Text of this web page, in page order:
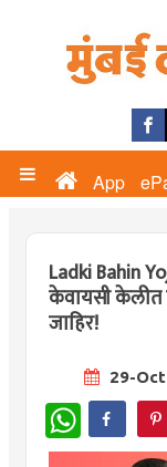
App
Ladki Bahin
केवायसी केलीत
जाहिर!
29-
WhatsApp